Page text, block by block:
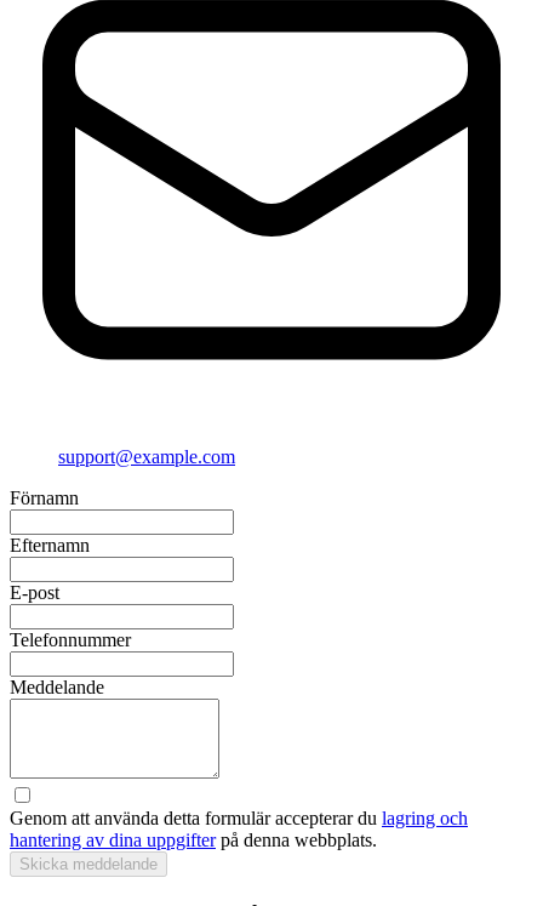
support@example.com
Förnamn
Efternamn
E-post
Telefonnummer
Meddelande
Genom att använda detta formulär accepterar du lagring och
hantering av dina uppgifter på denna webbplats.
Skicka meddelande